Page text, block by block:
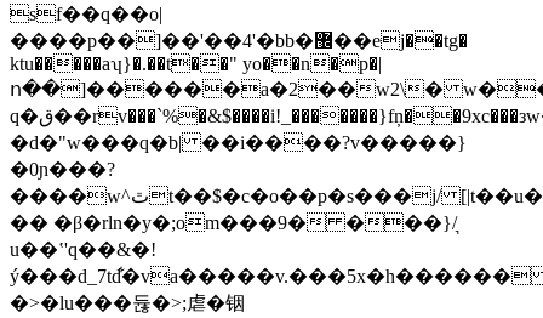
sf��q��o|
����p��]��'��4'�bb�޼��ej��tg�
ktu�����aʮ}�.��t��" yo��n�p�|
ո��]������a�2��w2\�
q�ق��rv���`%�&$����i!_�������}fņ��9xc���зw��b�~ો��l�oz%py®�>�
�d�"w���q�b| ��i����?v�����}
�0ɲ���?
����w^ٿt��$�c�o��p�s���j/ [|t��u��
�� �β�rln�y�;om���9� ���}/͉
u��ʽ'q��&�!
�>�lu���듆� >;虐�铟